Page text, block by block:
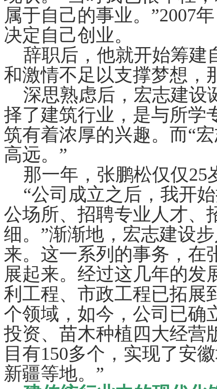
属于自己的事业。”2007
决定自己创业。
辞职后，他就开始筹建
和激情不足以支撑梦想，
深思熟虑后，宏志建设
择了建筑行业，是与所学
筑有着浓厚的兴趣。而“
高远。”
那一年，张鹏松仅仅25
“公司成立之后，我开
公场所、招聘专业人才
细。”渐渐地，宏志建设
来。这一系列的事务，在
展起来。经过这几年的发
利工程、市政工程已拓展
个领域，如今，公司已确
投资、苗木种植四大经营
目有150多个，实现了安
新疆等地。”